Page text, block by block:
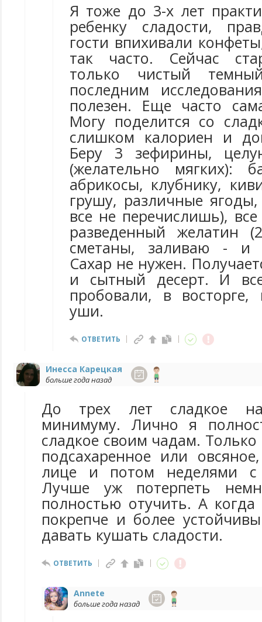
Я тоже до 3-х лет
ребенку сладости,
гости впихивали
так часто. Сейчас
только чистый
последним
полезен. Еще часто
Могу поделится со
слишком калориен и
Беру 3 зефирины,
(желательно мягких):
абрикосы, клубнику,
грушу, различные
все не перечислишь),
разведенный желатин
сметаны, заливаю - и
Сахар не нужен.
и сытный десерт. И
пробовали, в
уши.
ОТВЕТИТЬ
Инесса Карецкая
больше года назад
До трех лет сладкое
минимуму. Лично я
сладкое своим чадам.
подсахаренное или
лице и потом неделями
Лучше уж потерпеть
полностью отучить. А когда
покрепче и более
давать кушать сладости.
ОТВЕТИТЬ
Annete
больше года назад